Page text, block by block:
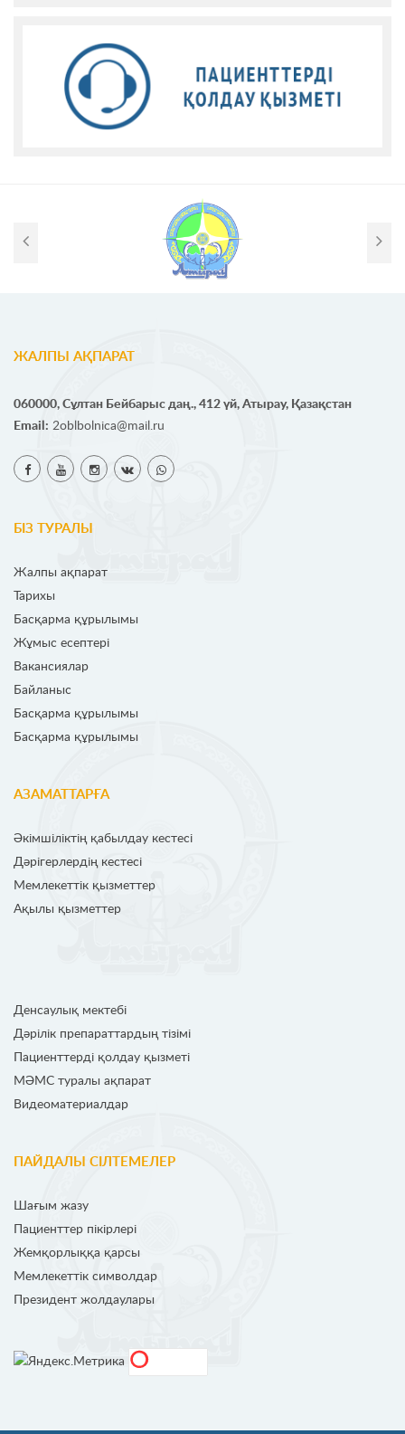
ЖАЛПЫ АҚПАРАТ
060000, Сұлтан Бейбарыс даң., 412 үй, Атырау, Қазақстан
Email: 2oblbolnica@mail.ru
БІЗ ТУРАЛЫ
Жалпы ақпарат
Тарихы
Басқарма құрылымы
Жұмыс есептері
Вакансиялар
Байланыс
Басқарма құрылымы
Басқарма құрылымы
АЗАМАТТАРҒА
Әкімшіліктің қабылдау кестесі
Дәрігерлердің кестесі
Мемлекеттік қызметтер
Ақылы қызметтер
Денсаулық мектебі
Дәрілік препараттардың тізімі
Пациенттерді қолдау қызметі
МӘМС туралы ақпарат
Видеоматериалдар
ПАЙДАЛЫ СІЛТЕМЕЛЕР
Шағым жазу
Пациенттер пікірлері
Жемқорлыққа қарсы
Мемлекеттік символдар
Президент жолдаулары